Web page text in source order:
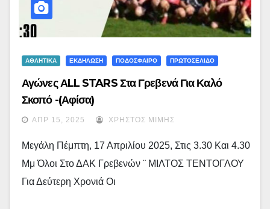
ΑΘΛΗΤΙΚΑ ΕΚΔΗΛΩΣΗ ΠΟΔΟΣΦΑΙΡΟ ΠΡΩΤΟΣΕΛΙΔΟ
Αγώνες ΑLL STARS Στα Γρεβενά Για Καλό
Σκοπό -(αφίσα)
ΑΠΡ 15, 2025 ΧΡΉΣΤΟΣ ΜΊΜΗΣ
Μεγάλη Πέμπτη, 17 Απριλίου 2025, Στις 3.30 Και 4.30
Μμ Όλοι Στο ΔΑΚ Γρεβενών ¨ ΜΙΛΤΟΣ ΤΕΝΤΟΓΛΟΥ
Για Δεύτερη Χρονιά Οι